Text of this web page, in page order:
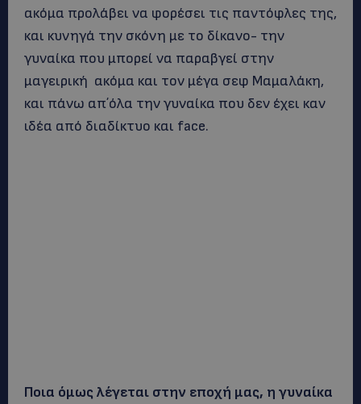
ακόμα προλάβει να φορέσει τις παντόφλες της,
και κυνηγά την σκόνη με το δίκανο- την
γυναίκα που μπορεί να παραβγεί στην
μαγειρική ακόμα και τον μέγα σεφ Μαμαλάκη,
και πάνω απ΄όλα την γυναίκα που δεν έχει καν
ιδέα από διαδίκτυο και face.
Ποια όμως λέγεται στην εποχή μας, η γυναίκα